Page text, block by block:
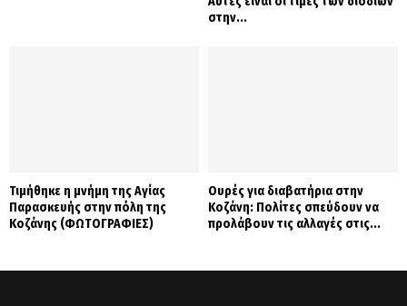
στην...
Τιμήθηκε η μνήμη της Αγίας
Παρασκευής στην πόλη της
Κοζάνης (ΦΩΤΟΓΡΑΦΙΕΣ)
Ουρές για διαβατήρια στην
Κοζάνη: Πολίτες σπεύδουν να
προλάβουν τις αλλαγές στις...